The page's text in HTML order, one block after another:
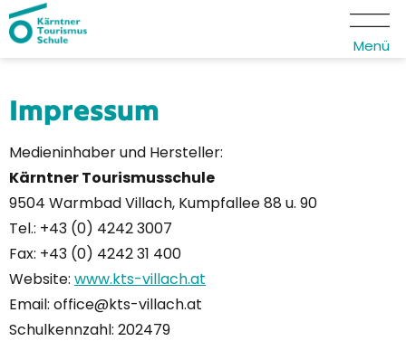
Menü
Impressum
Medieninhaber und Hersteller:
Kärntner Tourismusschule
9504 Warmbad Villach, Kumpfallee 88 u. 90
Tel.: +43 (0) 4242 3007
Fax: +43 (0) 4242 31 400
Website: www.kts-villach.at
Email: office@kts-villach.at
Schulkennzahl: 202479